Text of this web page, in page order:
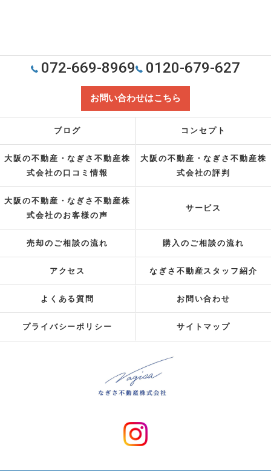
072-669-8969 0120-679-627
お問い合わせはこちら
ブログ コンセプト
大阪の不動産・なぎさ不動産株
式会社の口コミ情報
大阪の不動産・なぎさ不動産株
式会社の評判
大阪の不動産・なぎさ不動産株
式会社のお客様の声
サービス
売却のご相談の流れ 購入のご相談の流れ
アクセス なぎさ不動産スタッフ紹介
よくある質問 お問い合わせ
プライバシーポリシー サイトマップ